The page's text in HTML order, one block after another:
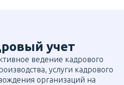
учет
ведение кадрового
услуги кадрового
организаций на